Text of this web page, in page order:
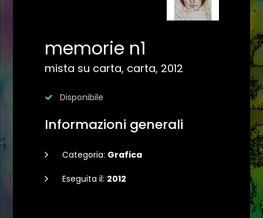
memorie n1
mista su carta, carta, 2012
Disponibile
Informazioni generali
Categoria: Grafica
Eseguita il: 2012